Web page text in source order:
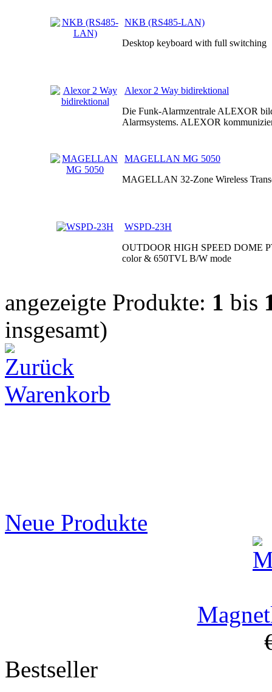
NKB (RS485-LAN)
Desktop keyboard with full switching
Alexor 2 Way bidirektional
Die Funk-Alarmzentrale ALEXOR
Alarmsystems. ALEXOR
MAGELLAN MG 5050
MAGELLAN 32-Zone Wireless
WSPD-23H
OUTDOOR HIGH SPEED DOME
color & 650TVL B/W mode
angezeigte Produkte: 1 bis
insgesamt)
Warenkorb
Neue Produkte
Bestseller